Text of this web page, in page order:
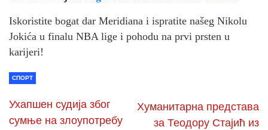
Iskoristite bogat dar Meridiana i ispratite našeg Nikolu
Jokića u finalu NBA lige i pohodu na prvi prsten u
karijeri!
СПОРТ
Ухапшен судија због
сумње на злоупотребу
Хуманитарна представа
за Теодору Стајић из